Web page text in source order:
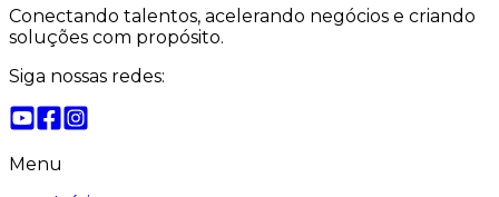
Conectando talentos, acelerando negócios e criando
soluções com propósito.
Siga nossas redes:
Menu